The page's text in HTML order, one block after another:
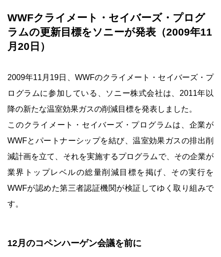
WWFクライメート・セイバーズ・プログ
ラムの更新目標をソニーが発表（2009年11
月20日）
2009年11月19日、WWFのクライメート・セイバーズ・プ
ログラムに参加している、ソニー株式会社は、2011年以
降の新たな温室効果ガスの削減目標を発表しました。
このクライメート・セイバーズ・プログラムは、企業が
WWFとパートナーシップを結び、温室効果ガスの排出削
減計画を立て、それを実施するプログラムで、その企業が
業界トップレベルの総量削減目標を掲げ、その実行を
WWFが認めた第三者認証機関が検証してゆく取り組みで
す。
12月のコペンハーゲン会議を前に